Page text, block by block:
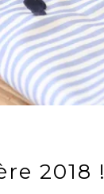
2018 !